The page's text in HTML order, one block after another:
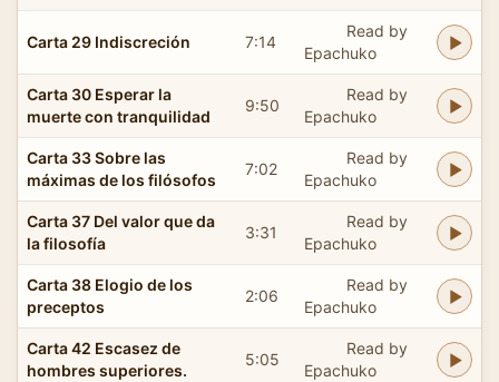
Carta 29 Indiscreción 7:14
Read by
Epachuko
Carta 30 Esperar la
muerte con tranquilidad
9:50
Read by
Epachuko
Carta 33 Sobre las
máximas de los filósofos
7:02
Read by
Epachuko
Carta 37 Del valor que da
la filosofía
3:31
Read by
Epachuko
Carta 38 Elogio de los
preceptos
2:06
Read by
Epachuko
Carta 42 Escasez de
hombres superiores.
5:05
Read by
Epachuko